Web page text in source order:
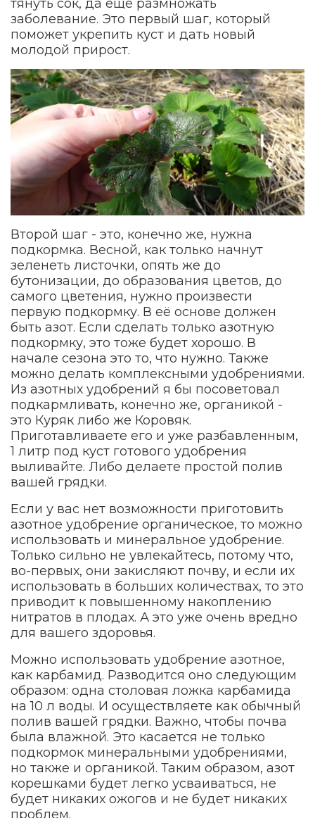
тянуть сок, да ещё размножать
заболевание. Это первый шаг, который
поможет укрепить куст и дать новый
молодой прирост.
Второй шаг - это, конечно же, нужна
подкормка. Весной, как только начнут
зеленеть листочки, опять же до
бутонизации, до образования цветов, до
самого цветения, нужно произвести
первую подкормку. В её основе должен
быть азот. Если сделать только азотную
подкормку, это тоже будет хорошо. В
начале сезона это то, что нужно. Также
можно делать комплексными удобрениями.
Из азотных удобрений я бы посоветовал
подкармливать, конечно же, органикой -
это Куряк либо же Коровяк.
Приготавливаете его и уже разбавленным,
1 литр под куст готового удобрения
выливайте. Либо делаете простой полив
вашей грядки.
Если у вас нет возможности приготовить
азотное удобрение органическое, то можно
использовать и минеральное удобрение.
Только сильно не увлекайтесь, потому что,
во-первых, они закисляют почву, и если их
использовать в больших количествах, то это
приводит к повышенному накоплению
нитратов в плодах. А это уже очень вредно
для вашего здоровья.
Можно использовать удобрение азотное,
как карбамид. Разводится оно следующим
образом: одна столовая ложка карбамида
на 10 л воды. И осуществляете как обычный
полив вашей грядки. Важно, чтобы почва
была влажной. Это касается не только
подкормок минеральными удобрениями,
но также и органикой. Таким образом, азот
корешками будет легко усваиваться, не
будет никаких ожогов и не будет никаких
проблем.